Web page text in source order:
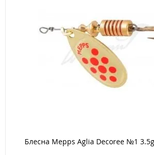
Блесна Mepps Aglia Decoree №1